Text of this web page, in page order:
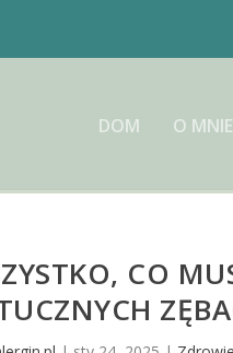
DOM O MNIE
CO